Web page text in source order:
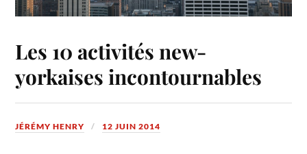
Les 10 activités new-
yorkaises incontournables
JÉRÉMY HENRY 12 JUIN 2014